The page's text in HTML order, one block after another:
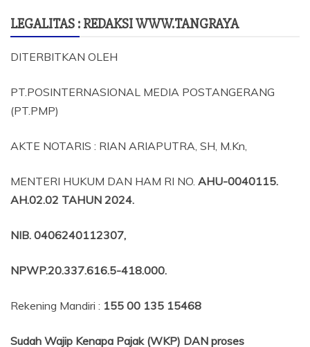
LEGALITAS : REDAKSI WWW.TANGRAYA
DITERBITKAN OLEH
PT.POSINTERNASIONAL MEDIA POSTANGERANG
(PT.PMP)
AKTE NOTARIS : RIAN ARIAPUTRA, SH, M.Kn,
MENTERI HUKUM DAN HAM RI NO. AHU-0040115.
AH.02.02 TAHUN 2024.
NIB. 0406240112307,
NPWP.20.337.616.5-418.000.
Rekening Mandiri : 155 00 135 15468
Sudah Wajip Kenapa Pajak (WKP) DAN proses